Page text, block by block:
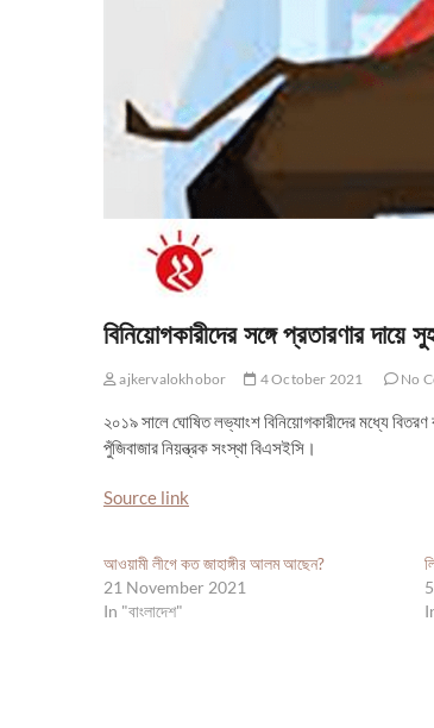
বিনিয়োগকারীদের সঙ্গে প্রতারণার দায়ে
ajkervalokhobor 4 October 2021 No
২০১৯ সালে ঘোষিত লভ্যাংশ বিনিয়োগকারীদের মধ্যে
পুঁজিবাজার নিয়ন্ত্রক সংস্থা বিএসইসি।
Source link
আওয়ামী লীগে কত জাহাঙ্গীর আলম আছেন?
21 November 2021
In "বাংলাদেশ"